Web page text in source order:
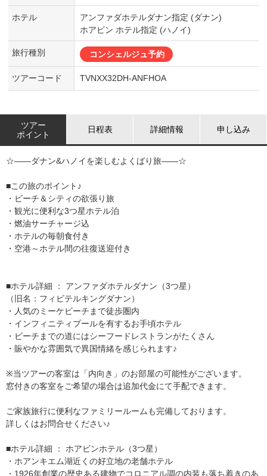
ホテル
アンファダホテルダナン指定 (ダナン)
ホアビン ホテル指定 (ハノイ)
旅行種別 コンシェルジュ予約
ツアーコード TVNXX32DH-ANFHOA
ツアー
ポイント
日程表 詳細情報 申し込み
☆――ダナン&ハノイを楽しむよくばり旅――☆
■この旅のポイント♪
・ビーチ＆シティの欲張り旅
・観光に便利な3つ星ホテル泊
・燃油サーチャージ込
・ホテルの毎朝食付き
・空港～ホテル間の往復送迎付き
■ホテル詳細 ： アンファダホテルダナン（3つ星）
（旧名：フィビテルキングダナン）
・人気のミーケビーチまで徒歩圏内
・インフィニティプールを有するお手頃ホテル
・ビーチまでの道にはシーフードレストランがたくさん
・賑やかな雰囲気で異国情緒を感じられます♪
※当ツアーの客室は「内向き」のお部屋の可能性がございます。
窓付きの客室をご希望の場合は追加代金にて手配できます。
ご家族旅行に便利なファミリールームも完備しております。
詳しくはお問合せください♪
■ホテル詳細 ： ホアビンホテル（3つ星）
・ホアンキエム湖近くの好立地の老舗ホテル
・1926年創業の歴史ある建物でコロニアル調の内装も落ち着きのあ